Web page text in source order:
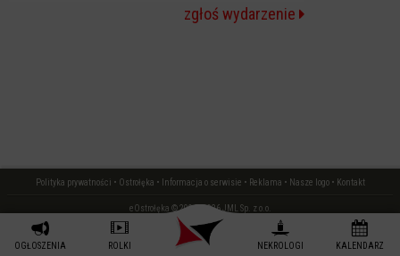
zgłoś wydarzenie
Polityka prywatności • Ostrołęka • Informacja o serwisie • Reklama • Nasze logo• Kontakt
eOstrołęka © 2006 - 2026 JML Sp. z o.o.
OGŁOSZENIA ROLKI NEKROLOGI KALENDARZ